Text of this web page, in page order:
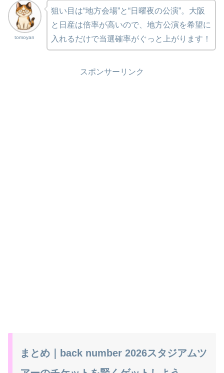
tomoyan
狙い目は“地方会場”と“日曜夜の公演”。大阪
と日産は倍率が高いので、地方公演を希望に
入れるだけで当選確率がぐっと上がります！
スポンサーリンク
まとめ｜back number 2026スタジアムツ